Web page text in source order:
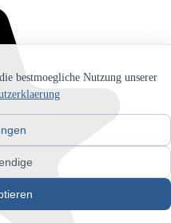
bestmoegliche Nutzung unserer